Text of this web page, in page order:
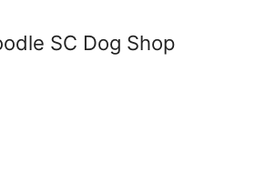
SC Dog Shop